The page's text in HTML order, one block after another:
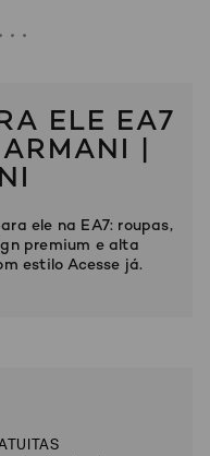
ELE EA7
|
ele na EA7: roupas,
premium e alta
estilo Acesse já.